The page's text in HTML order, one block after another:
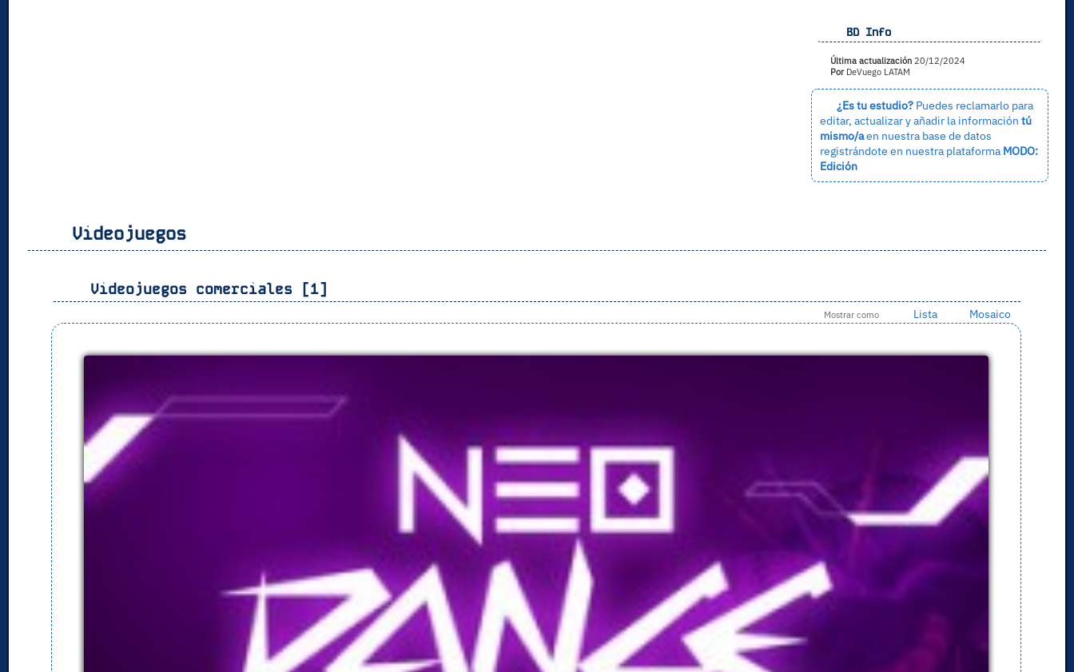
BD Info
Última actualización20/12/2024
PorDeVuego LATAM
¿Es tu estudio?Puedes reclamarlo para
editar, actualizar y añadir la información tú
mismo/aen nuestra base de datos
registrándote en nuestra plataforma MODO:
Edición
Videojuegos
Videojuegos comerciales [1]
Mostrar como Lista Mosaico